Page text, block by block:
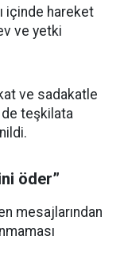
içinde hareket
ve yetki
ve sadakatle
de teşkilata
öder”
mesajlarından